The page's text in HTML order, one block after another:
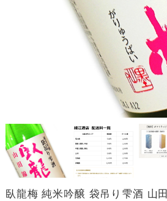
臥龍梅 純米吟醸 袋吊り雫酒 山